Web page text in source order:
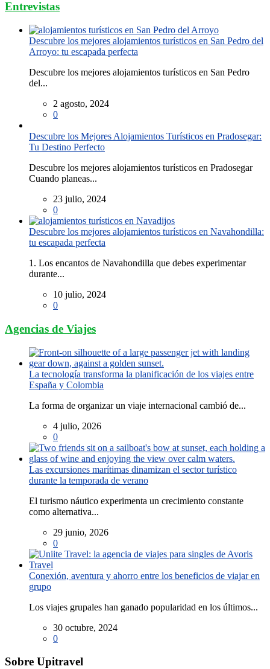
Entrevistas
Descubre los mejores alojamientos turísticos en San Pedro del
Arroyo: tu escapada perfecta
Descubre los mejores alojamientos turísticos en San Pedro
del...
2 agosto, 2024
0
Descubre los Mejores Alojamientos Turísticos en Pradosegar:
Tu Destino Perfecto
Descubre los mejores alojamientos turísticos en Pradosegar
Cuando planeas...
23 julio, 2024
0
Descubre los mejores alojamientos turísticos en Navahondilla:
tu escapada perfecta
1. Los encantos de Navahondilla que debes experimentar
durante...
10 julio, 2024
0
Agencias de Viajes
La tecnología transforma la planificación de los viajes entre
España y Colombia
La forma de organizar un viaje internacional cambió de...
4 julio, 2026
0
Las excursiones marítimas dinamizan el sector turístico
durante la temporada de verano
El turismo náutico experimenta un crecimiento constante
como alternativa...
29 junio, 2026
0
Conexión, aventura y ahorro entre los beneficios de viajar en
grupo
Los viajes grupales han ganado popularidad en los últimos...
30 octubre, 2024
0
Sobre Upitravel